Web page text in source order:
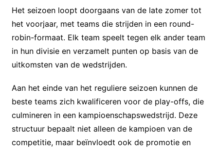
Het seizoen loopt doorgaans van de late zomer tot
het voorjaar, met teams die strijden in een round-
robin-formaat. Elk team speelt tegen elk ander team
in hun divisie en verzamelt punten op basis van de
uitkomsten van de wedstrijden.
Aan het einde van het reguliere seizoen kunnen de
beste teams zich kwalificeren voor de play-offs, die
culmineren in een kampioenschapswedstrijd. Deze
structuur bepaalt niet alleen de kampioen van de
competitie, maar beïnvloedt ook de promotie en